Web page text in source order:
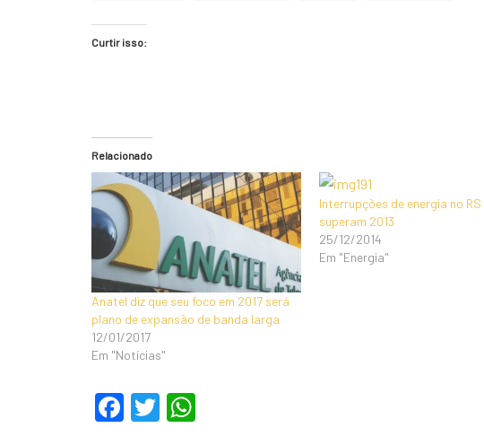
Curtir isso:
Relacionado
Anatel diz que seu foco em 2017 será
plano de expansão de banda larga
12/01/2017
Em "Notícias"
Interrupções de energia no RS
superam 2013
25/12/2014
Em "Energia"
F
T